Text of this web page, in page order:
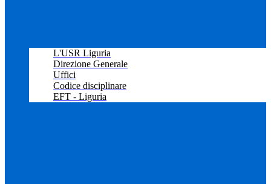
L'USR Liguria
Direzione Generale
Uffici
Codice disciplinare
EFT - Liguria